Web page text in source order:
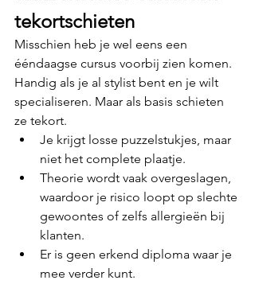
tekortschieten
Misschien heb je wel eens een
ééndaagse cursus voorbij zien komen.
Handig als je al stylist bent en je wilt
specialiseren. Maar als basis schieten
ze tekort.
Je krijgt losse puzzelstukjes, maar
niet het complete plaatje.
Theorie wordt vaak overgeslagen,
waardoor je risico loopt op slechte
gewoontes of zelfs allergieën bij
klanten.
Er is geen erkend diploma waar je
mee verder kunt.